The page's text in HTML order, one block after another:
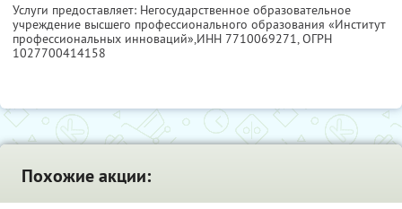
Услуги предоставляет: Негосударственное образовательное
учреждение высшего профессионального образования «Институт
профессиональных инноваций»,ИНН 7710069271, ОГРН
1027700414158
Похожие акции: